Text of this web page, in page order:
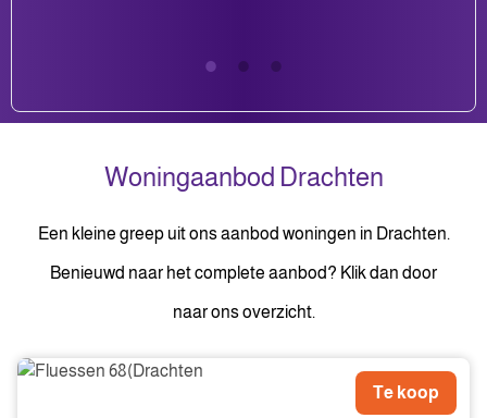
Woningaanbod Drachten
Een kleine greep uit ons aanbod woningen in Drachten.
Benieuwd naar het complete aanbod? Klik dan door
naar ons overzicht.
Te koop